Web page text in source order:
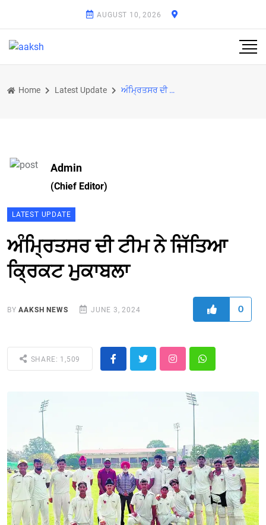
AUGUST 10, 2026
Home Latest Update ਅੰਮ੍ਰਿਤਸਰ ਦੀ ਟੀਮ ਨੇ ਜਿੱਤਿਆ ਕ੍ਰਿਕਟ ਮੁਕਾਬਲਾ
Admin
(Chief Editor)
LATEST UPDATE
ਅੰਮ੍ਰਿਤਸਰ ਦੀ ਟੀਮ ਨੇ ਜਿੱਤਿਆ
ਕ੍ਰਿਕਟ ਮੁਕਾਬਲਾ
BYAAKSH NEWS JUNE 3, 2024 0
SHARE: 1,509